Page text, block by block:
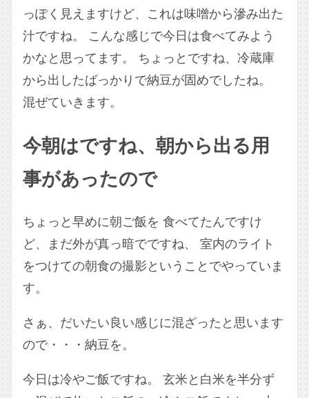
っぽく見えますけど、これは味噌から滲み出た
汁ですね。 こんな感じで今日は食べてみよう
かなと思ってます。 ちょっとですね、冷蔵庫
から出したばっかりで納豆が固めでしたね。
混ぜていきます。
今朝はですね、朝から出る用
事があったので
ちょっと早めに朝ご飯を 食べてたんですけ
ど、まだ外が真っ暗でですね、 室内のライト
をつけての朝食の撮影ということでやっていま
す。
さぁ、だいたい良い感じに混ざったと思います
ので・・・納豆を。
今日は冷やご飯ですね。 玄米と白米を半分ず